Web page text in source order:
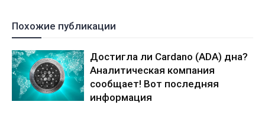
Похожие публикации
Достигла ли Cardano (ADA) дна?
Аналитическая компания
сообщает! Вот последняя
информация